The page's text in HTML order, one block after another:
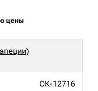
цены
СК-12716